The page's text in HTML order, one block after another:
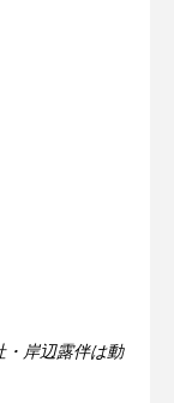
・岸辺露伴は動